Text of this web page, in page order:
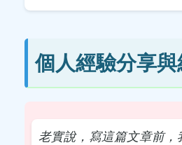
個人經驗分享與
老實說，寫這篇文章前，